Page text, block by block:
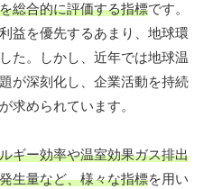
総合的に評価する指標です。
益を優先するあまり、地球環
た。しかし、近年では地球温
が深刻化し、企業活動を持続
求められています。
ギー効率や温室効果ガス排出
生量など、様々な指標を用い